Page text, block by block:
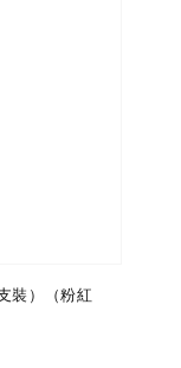
裝）（粉紅